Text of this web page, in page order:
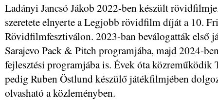
Ladányi Jancsó Jákob 2022-ben készült
szeretete elnyerte a Legjobb rövidfilm díját a 10.
Rövidfilmfesztiválon. 2023-ban beválogatták első
Sarajevo Pack & Pitch programjába, majd 2024-
fejlesztési programjába is. Évek óta
pedig Ruben Östlund készülő játékfilmjében
olvasható a közleményben.